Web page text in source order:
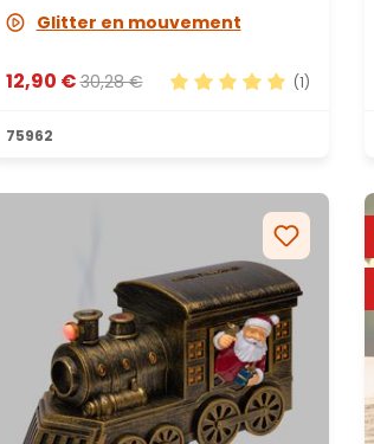
Glitter en mouvement
12,90 €30,28 € (1)
75962